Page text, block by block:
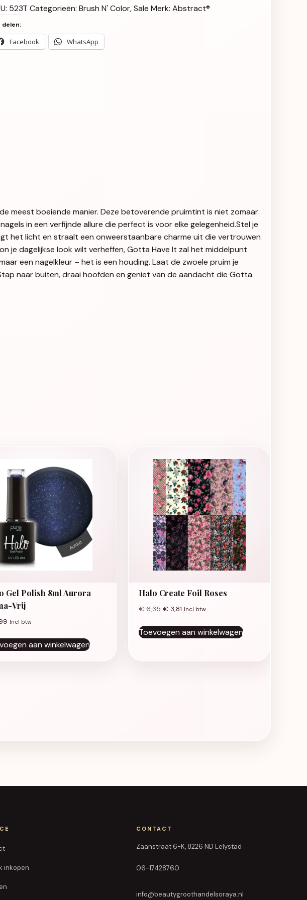
523T Categorieën: Brush N' Color,Sale Merk: Abstract®
delen:
Facebook WhatsApp
meest boeiende manier. Deze betoverende pruimtint is niet zomaar
in een verfijnde allure die perfect is voor elke gelegenheid.Stel je
het licht en straalt een onweerstaanbare charme uit die vertrouwen
je dagelijkse look wilt verheffen, Gotta Have It zal het middelpunt
een nagelkleur – het is een houding. Laat de zwoele pruim je
naar buiten, draai hoofden en geniet van de aandacht die Gotta
Gel Polish 8ml Aurora
Vrij
Incl btw
aan winkelwagen
Halo Create Foil Roses
€6,35 € 3,81 Incl btw
Toevoegen aan winkelwagen
inkopen
CONTACT
Zaanstraat 6-K, 8226 ND Lelystad
06-17428760
info@beautygroothandelsoraya.nl